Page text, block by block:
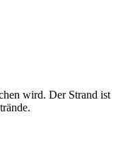
wird. Der Strand ist